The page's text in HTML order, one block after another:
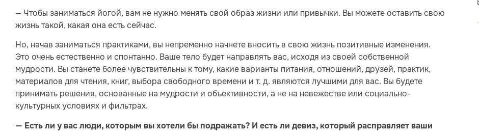
— Чтобы заниматься йогой, вам не нужно менять свой образ жизни или привычки. Вы можете оставить свою
жизнь такой, какая она есть сейчас.
Но, начав заниматься практиками, вы непременно начнете вносить в свою жизнь позитивные изменения.
Это очень естественно и спонтанно. Ваше тело будет направлять вас, исходя из своей собственной
мудрости. Вы станете более чувствительны к тому, какие варианты питания, отношений, друзей, практик,
материалов для чтения, книг, выбора свободного времени и т. д. являются лучшими для вас. Вы будете
принимать решения, основанные на мудрости и объективности, а не на невежестве или социально-
культурных условиях и фильтрах.
— Есть ли у вас люди, которым вы хотели бы подражать? И есть ли девиз, который расправляет ваши